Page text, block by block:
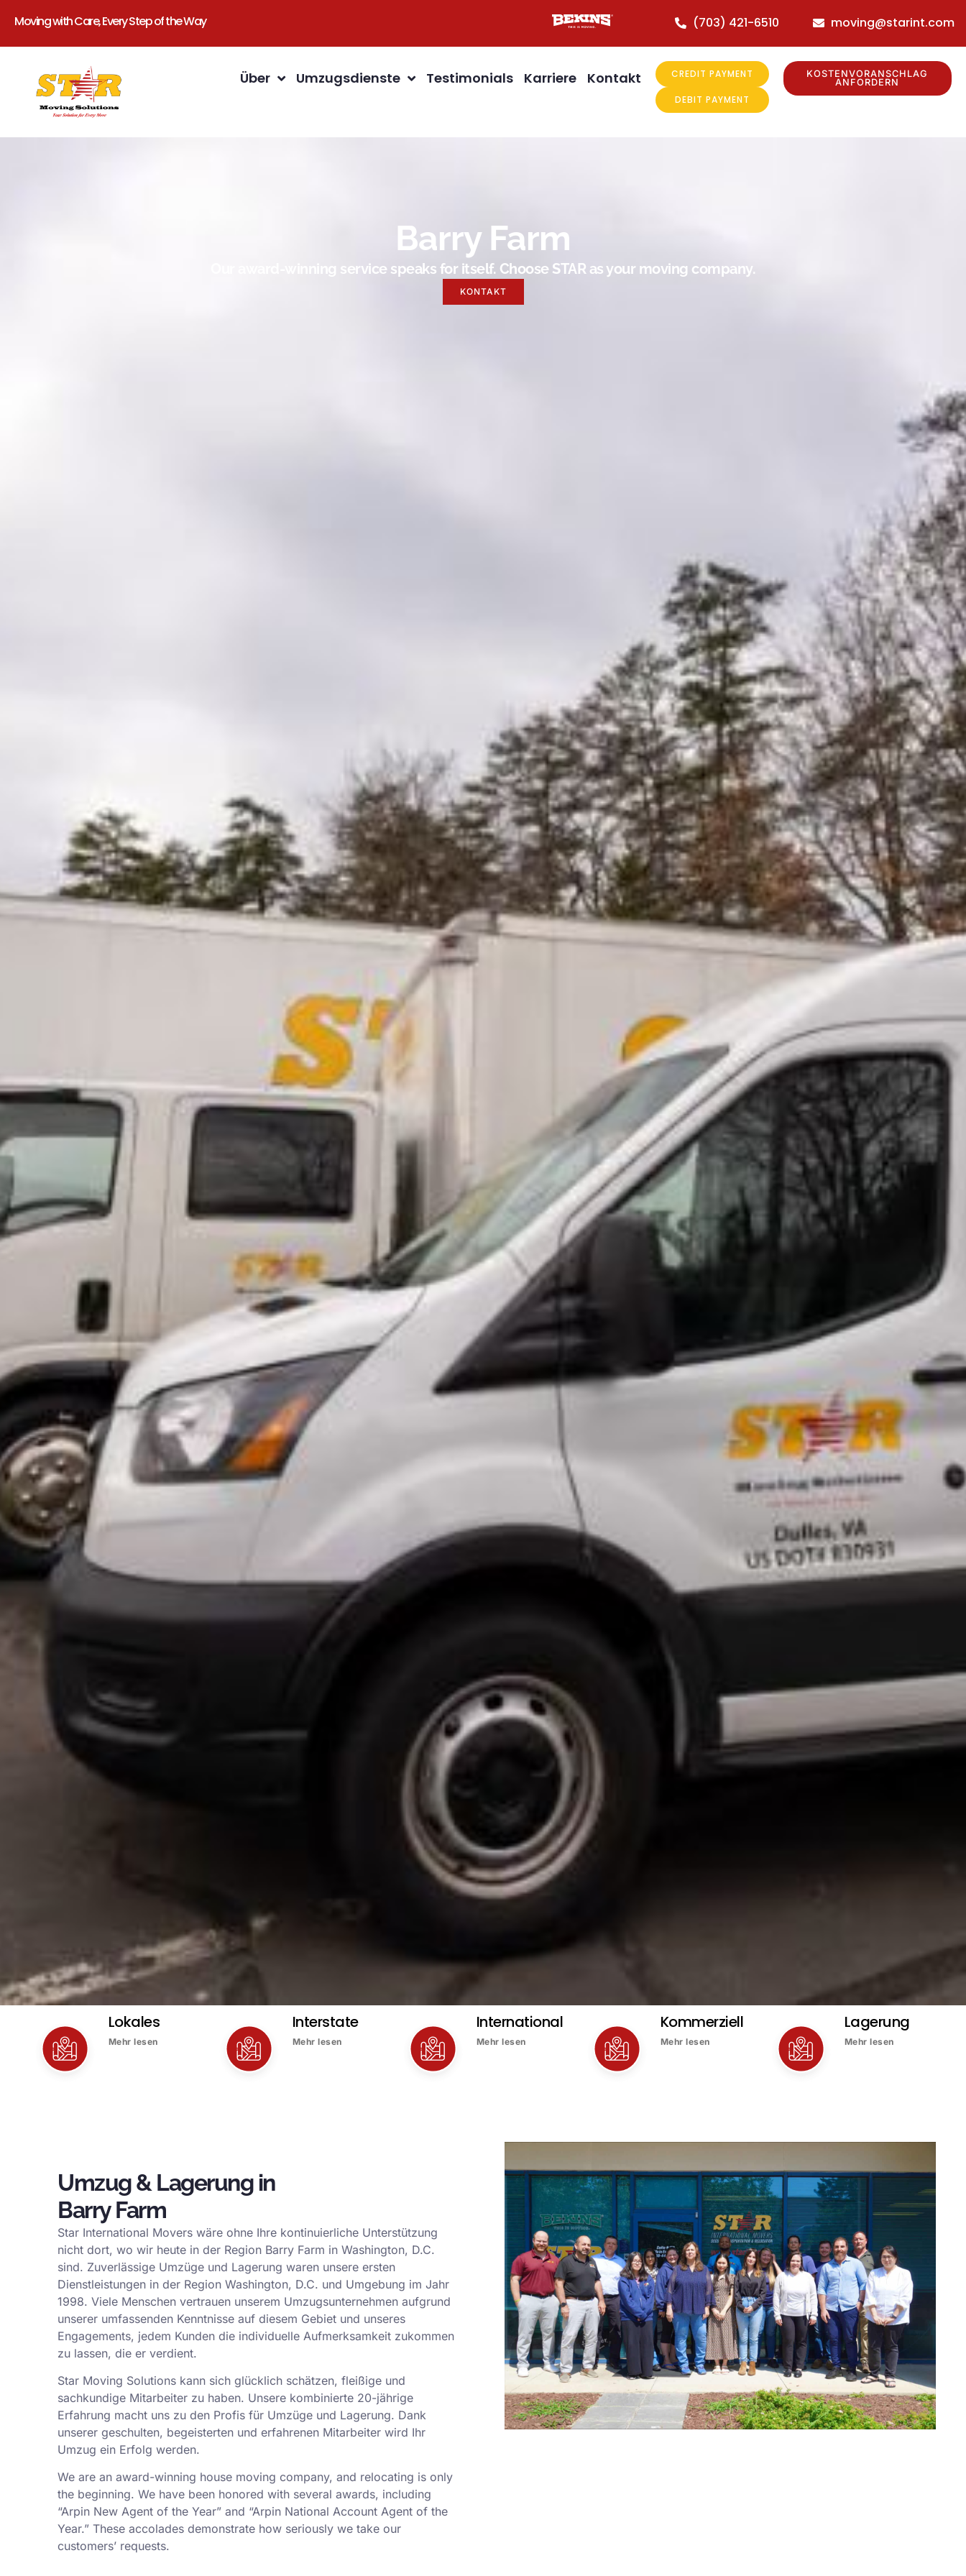
Moving with Care, Every Step of the Way (703) 421-6510 moving@starint.com
Über Umzugsdienste Testimonials Karriere Kontakt CREDIT PAYMENT
DEBIT PAYMENT
KOSTENVORANSCHLAG
ANFORDERN
Barry Farm
Our award-winning service speaks for itself. Choose STAR as your moving company.
KONTAKT
Lokales
Mehr lesen
Interstate
Mehr lesen
International
Mehr lesen
Kommerziell
Mehr lesen
Lagerung
Mehr lesen
Umzug & Lagerung in
Barry Farm
Star International Movers wäre ohne Ihre kontinuierliche Unterstützung
nicht dort, wo wir heute in der Region Barry Farm in Washington, D.C.
sind. Zuverlässige Umzüge und Lagerung waren unsere ersten
Dienstleistungen in der Region Washington, D.C. und Umgebung im Jahr
1998. Viele Menschen vertrauen unserem Umzugsunternehmen aufgrund
unserer umfassenden Kenntnisse auf diesem Gebiet und unseres
Engagements, jedem Kunden die individuelle Aufmerksamkeit zukommen
zu lassen, die er verdient.
Star Moving Solutions kann sich glücklich schätzen, fleißige und
sachkundige Mitarbeiter zu haben. Unsere kombinierte 20-jährige
Erfahrung macht uns zu den Profis für Umzüge und Lagerung. Dank
unserer geschulten, begeisterten und erfahrenen Mitarbeiter wird Ihr
Umzug ein Erfolg werden.
We are an award-winning house moving company, and relocating is only
the beginning. We have been honored with several awards, including
“Arpin New Agent of the Year” and “Arpin National Account Agent of the
Year.” These accolades demonstrate how seriously we take our
customers’ requests.